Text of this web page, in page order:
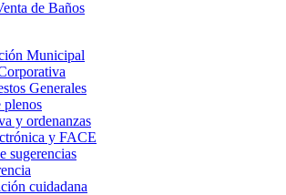
Municipal
Generales
plenos
y ordenanzas
y FACE
sugerencias
cuidadana